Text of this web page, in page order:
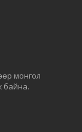
монгол
байна.